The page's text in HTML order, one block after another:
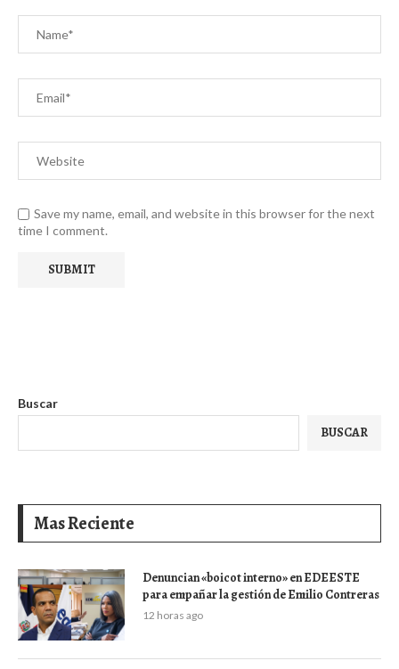
Save my name, email, and website in this browser for the next
time I comment.
Buscar
BUSCAR
Mas Reciente
Denuncian «boicot interno» en EDEESTE
para empañar la gestión de Emilio Contreras
12 horas ago